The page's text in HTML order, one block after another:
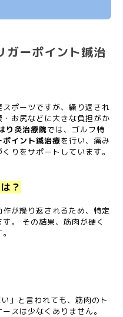
ガーポイント鍼治
ポーツですが、繰り返され
お尻などに大きな負担がか
り灸治療院では、ゴルフ特
ポイント鍼治療を行い、痛み
りをサポートしています。
？
が繰り返されるため、特定
。 その結果、筋肉が硬く
」と言われても、筋肉のト
スは少なくありません。